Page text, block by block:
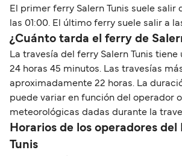
El primer ferry Salern Tunis suele salir
las 01:00. El último ferry suele salir a
¿Cuánto tarda el ferry de
La travesía del ferry Salern Tunis tiene
24 horas 45 minutos. Las travesías
aproximadamente 22 horas. La
puede variar en función del operador
meteorológicas dadas durante la
Horarios de los operadores del
Tunis